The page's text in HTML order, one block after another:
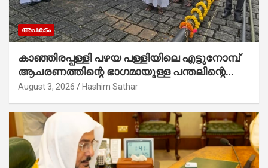
അപകടം
കാഞ്ഞിരപ്പള്ളി പഴയ പള്ളിയിലെ എട്ടുനോമ്പ്
ആചരണത്തിന്റെ ഭാഗമായുള്ള പന്തലിന്റെ
കാൽനാട്ട് കർമ്മം ആർച്ച് പ്രീസ്റ്റ് വെരി.
August 3, 2026 Hashim Sathar